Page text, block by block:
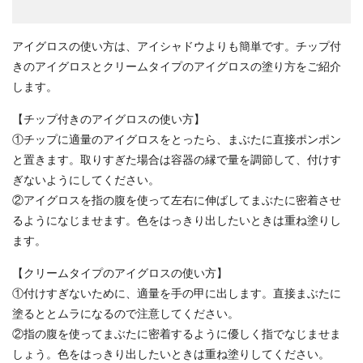
アイグロスの使い方は、アイシャドウよりも簡単です。チップ付
きのアイグロスとクリームタイプのアイグロスの塗り方をご紹介
します。
【チップ付きのアイグロスの使い方】
①チップに適量のアイグロスをとったら、まぶたに直接ポンポン
と置きます。取りすぎた場合は容器の縁で量を調節して、付けす
ぎないようにしてください。
②アイグロスを指の腹を使って左右に伸ばしてまぶたに密着させ
るようになじませます。色をはっきり出したいときは重ね塗りし
ます。
【クリームタイプのアイグロスの使い方】
①付けすぎないために、適量を手の甲に出します。直接まぶたに
塗るととムラになるので注意してください。
②指の腹を使ってまぶたに密着するように優しく指でなじませま
しょう。色をはっきり出したいときは重ね塗りしてください。